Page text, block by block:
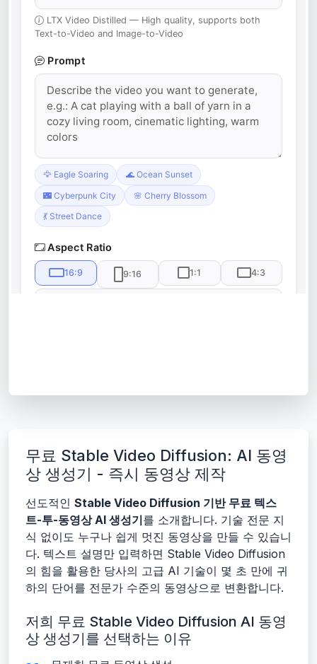
무료 Stable Video Diffusion: AI 동영
상 생성기 - 즉시 동영상 제작
선도적인 Stable Video Diffusion 기반 무료 텍스
트-투-동영상 AI 생성기를 소개합니다. 기술 전문 지
식 없이도 누구나 쉽게 멋진 동영상을 만들 수 있습니
다. 텍스트 설명만 입력하면 Stable Video Diffusion
의 힘을 활용한 당사의 고급 AI 기술이 몇 초 만에 귀
하의 단어를 전문가 수준의 동영상으로 변환합니다.
저희 무료 Stable Video Diffusion AI 동영
상 생성기를 선택하는 이유